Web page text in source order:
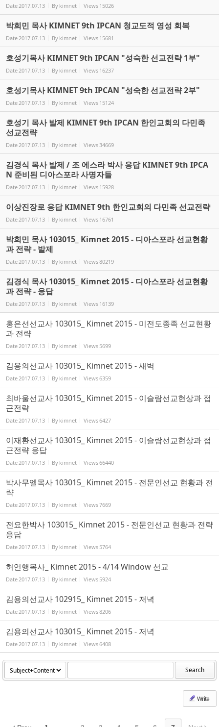
Date2017.07.13 By kimnet Views 15026
박희민 목사 KIMNET 9th IPCAN 청교도적 영성 회복
Date2017.07.13 By kimnet Views 15681
호성기목사 KIMNET 9th IPCAN "성숙한 선교전략 1부"
Date2017.07.13 By kimnet Views 16237
호성기목사 KIMNET 9th IPCAN "성숙한 선교전략 2부"
Date2017.07.13 By kimnet Views 15124
호성기 목사 발제 KIMNET 9th IPCAN 한인교회의 다민족
선교전략
Date2017.07.13 By kimnet Views34669
김경식 목사 발제 / 조 에스라 박사 응답 KIMNET 9th IPCA
N 준비된 디아스포라 사명자들
Date2017.07.13 By kimnet Views 15928
이상진장로 응답 KIMNET 9th 한인교회의 다민족 선교전략
Date2017.07.13 By kimnet Views 16761
박희민 목사 103015_ Kimnet 2015 - 디아스포라 선교현황
과 전략 - 발제
Date2017.07.13 By kimnet Views80219
김경식 목사 103015_ Kimnet 2015 - 디아스포라 선교현황
과 전략 - 응답
Date2017.07.13 By kimnet Views 16139
홍은선선교사 103015_ Kimnet 2015 - 미전도종족 선교현황
과 전략
Date2017.07.13 By kimnet Views 5699
김용의선교사 103015_ Kimnet 2015 - 새벽
Date2017.07.13 By kimnet Views6359
최바울선교사 103015_ Kimnet 2015 - 이슬람선교현상과 접
근전략
Date2017.07.13 By kimnet Views6427
이재환선교사 103015_ Kimnet 2015 - 이슬람선교현상과 접
근전략 응답
Date2017.07.13 By kimnet Views66440
박사무엘목사 103015_ Kimnet 2015 - 전문인선교 현황과 전
략
Date2017.07.13 By kimnet Views7669
전요한박사 103015_ Kimnet 2015 - 전문인선교 현황과 전략
응답
Date2017.07.13 By kimnet Views 5764
허연행목사_ Kimnet 2015 - 4/14 Window 선교
Date2017.07.13 By kimnet Views 5924
김용의선교사 102915_ Kimnet 2015 - 저녁
Date2017.07.13 By kimnet Views8206
김용의선교사 103015_ Kimnet 2015 - 저녁
Date2017.07.13 By kimnet Views6408
Search
Write